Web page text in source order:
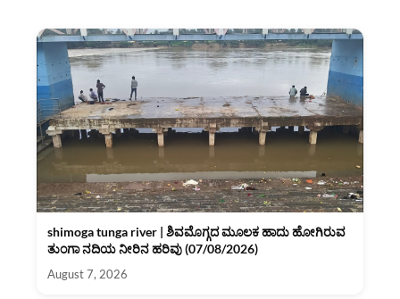
shimoga tunga river | ಶಿವಮೊಗ್ಗದ ಮೂಲಕ ಹಾದು ಹೋಗಿರುವ
ತುಂಗಾ ನದಿಯ ನೀರಿನ ಹರಿವು (07/08/2026)
August 7, 2026